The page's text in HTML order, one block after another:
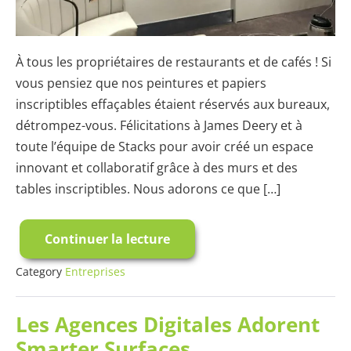
À tous les propriétaires de restaurants et de cafés ! Si
vous pensiez que nos peintures et papiers
inscriptibles effaçables étaient réservés aux bureaux,
détrompez-vous. Félicitations à James Deery et à
toute l’équipe de Stacks pour avoir créé un espace
innovant et collaboratif grâce à des murs et des
tables inscriptibles. Nous adorons ce que […]
Continuer la lecture
Murs
et
Tables
Inscriptibles
dans
Café
Category Entreprises
Les Agences Digitales Adorent